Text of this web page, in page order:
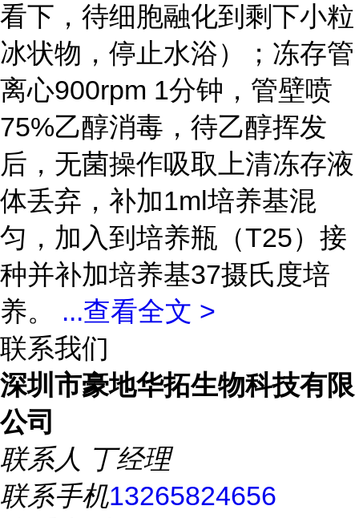
看下，待细胞融化到剩下小粒
冰状物，停止水浴）；冻存管
离心900rpm 1分钟，管壁喷
75%乙醇消毒，待乙醇挥发
后，无菌操作吸取上清冻存液
体丢弃，补加1ml培养基混
匀，加入到培养瓶（T25）接
种并补加培养基37摄氏度培
养。 ...查看全文 >
联系我们
深圳市豪地华拓生物科技有限
公司
联系人 丁经理
联系手机13265824656